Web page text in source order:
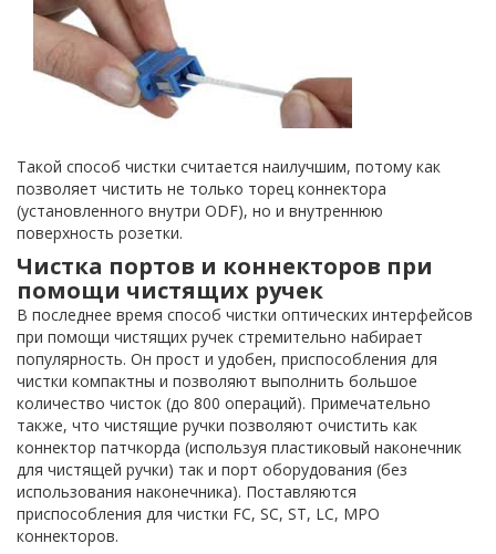
Такой способ чистки считается наилучшим, потому как
позволяет чистить не только торец коннектора
(установленного внутри ODF), но и внутреннюю
поверхность розетки.
Чистка портов и коннекторов при
помощи чистящих ручек
В последнее время способ чистки оптических интерфейсов
при помощи чистящих ручек стремительно набирает
популярность. Он прост и удобен, приспособления для
чистки компактны и позволяют выполнить большое
количество чисток (до 800 операций). Примечательно
также, что чистящие ручки позволяют очистить как
коннектор патчкорда (используя пластиковый наконечник
для чистящей ручки) так и порт оборудования (без
использования наконечника). Поставляются
приспособления для чистки FC, SC, ST, LC, MPO
коннекторов.